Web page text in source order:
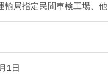
輸局指定民間車検工場、他
1日